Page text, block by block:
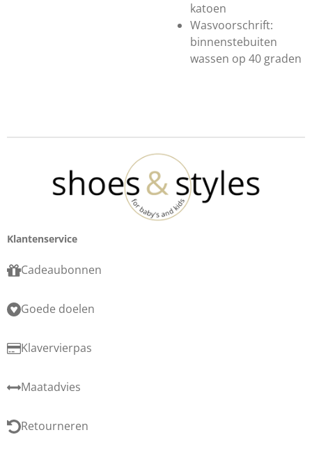
katoen
Wasvoorschrift:
binnenstebuiten
wassen op 40 graden
Klantenservice
Cadeaubonnen
Goede doelen
Klavervierpas
Maatadvies
Retourneren